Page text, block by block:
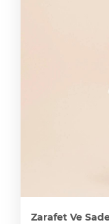
Zarafet Ve